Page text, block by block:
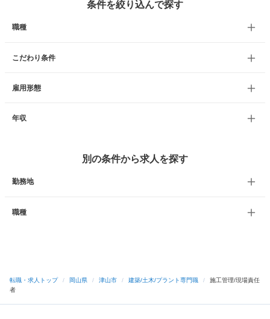
条件を絞り込んで探す
職種
こだわり条件
雇用形態
年収
別の条件から求人を探す
勤務地
職種
転職・求人トップ / 岡山県 / 津山市 / 建築/土木/プラント専門職 /
施工管理/現場責任
者